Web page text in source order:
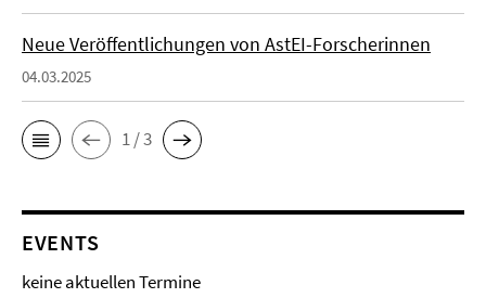
Neue Veröffentlichungen von AstEI-Forscherinnen
04.03.2025
1 / 3
EVENTS
keine aktuellen Termine